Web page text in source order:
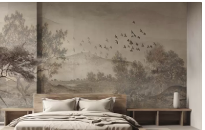
svamp. Tapeter med lakfinish